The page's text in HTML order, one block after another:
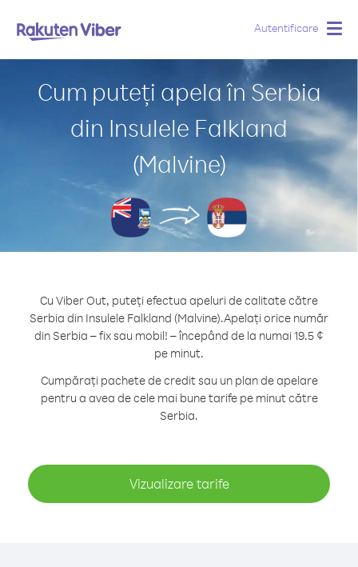
Autentificare
Cum puteți apela în Serbia
din Insulele Falkland
(Malvine)
Cu Viber Out, puteți efectua apeluri de calitate către
Serbia din Insulele Falkland (Malvine).Apelați orice număr
din Serbia – fix sau mobil! – începând de la numai 19.5 ¢
pe minut.
Cumpărați pachete de credit sau un plan de apelare
pentru a avea de cele mai bune tarife pe minut către
Serbia.
Vizualizare tarife